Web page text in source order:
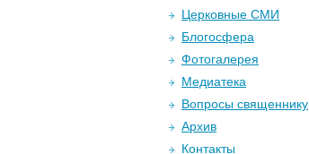
Церковные СМИ
Блогосфера
Фотогалерея
Медиатека
Вопросы священнику
Архив
Контакты